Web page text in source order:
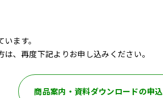
ます。
、再度下記よりお申し込みください。
商品案内・資料ダウンロードの申込